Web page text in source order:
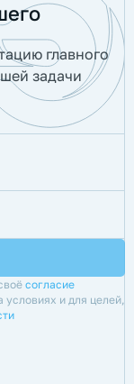
главного
задачи
согласие
условиях и для целей,